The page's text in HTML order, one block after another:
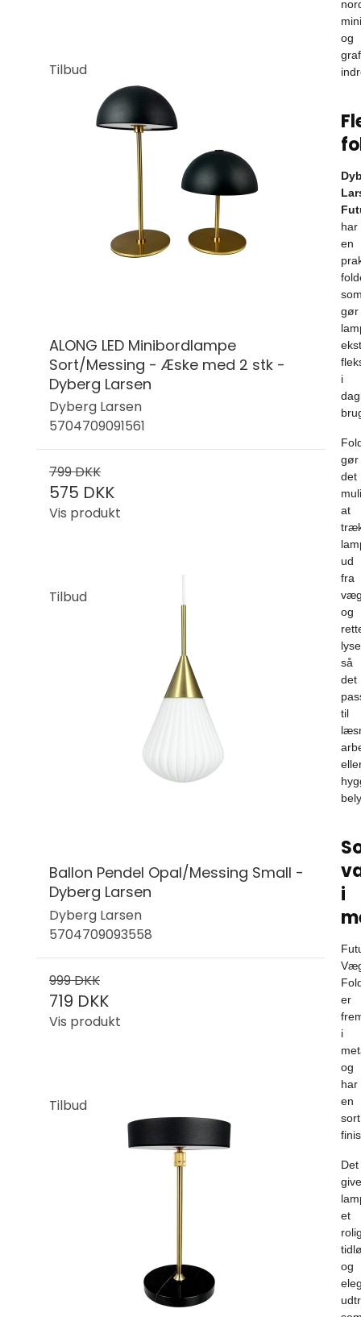
Tilbud
ALONG LED Minibordlampe
Sort/Messing - Æske med 2 stk -
Dyberg Larsen
Dyberg Larsen
5704709091561
799 DKK
575 DKK
Vis produkt
Tilbud
Ballon Pendel Opal/Messing Small -
Dyberg Larsen
Dyberg Larsen
5704709093558
999 DKK
719 DKK
Vis produkt
Tilbud
og
har
en
gør
i
gør
det
at
ud
fra
og
så
det
til
i
er
i
og
har
en
sort
Det
et
og